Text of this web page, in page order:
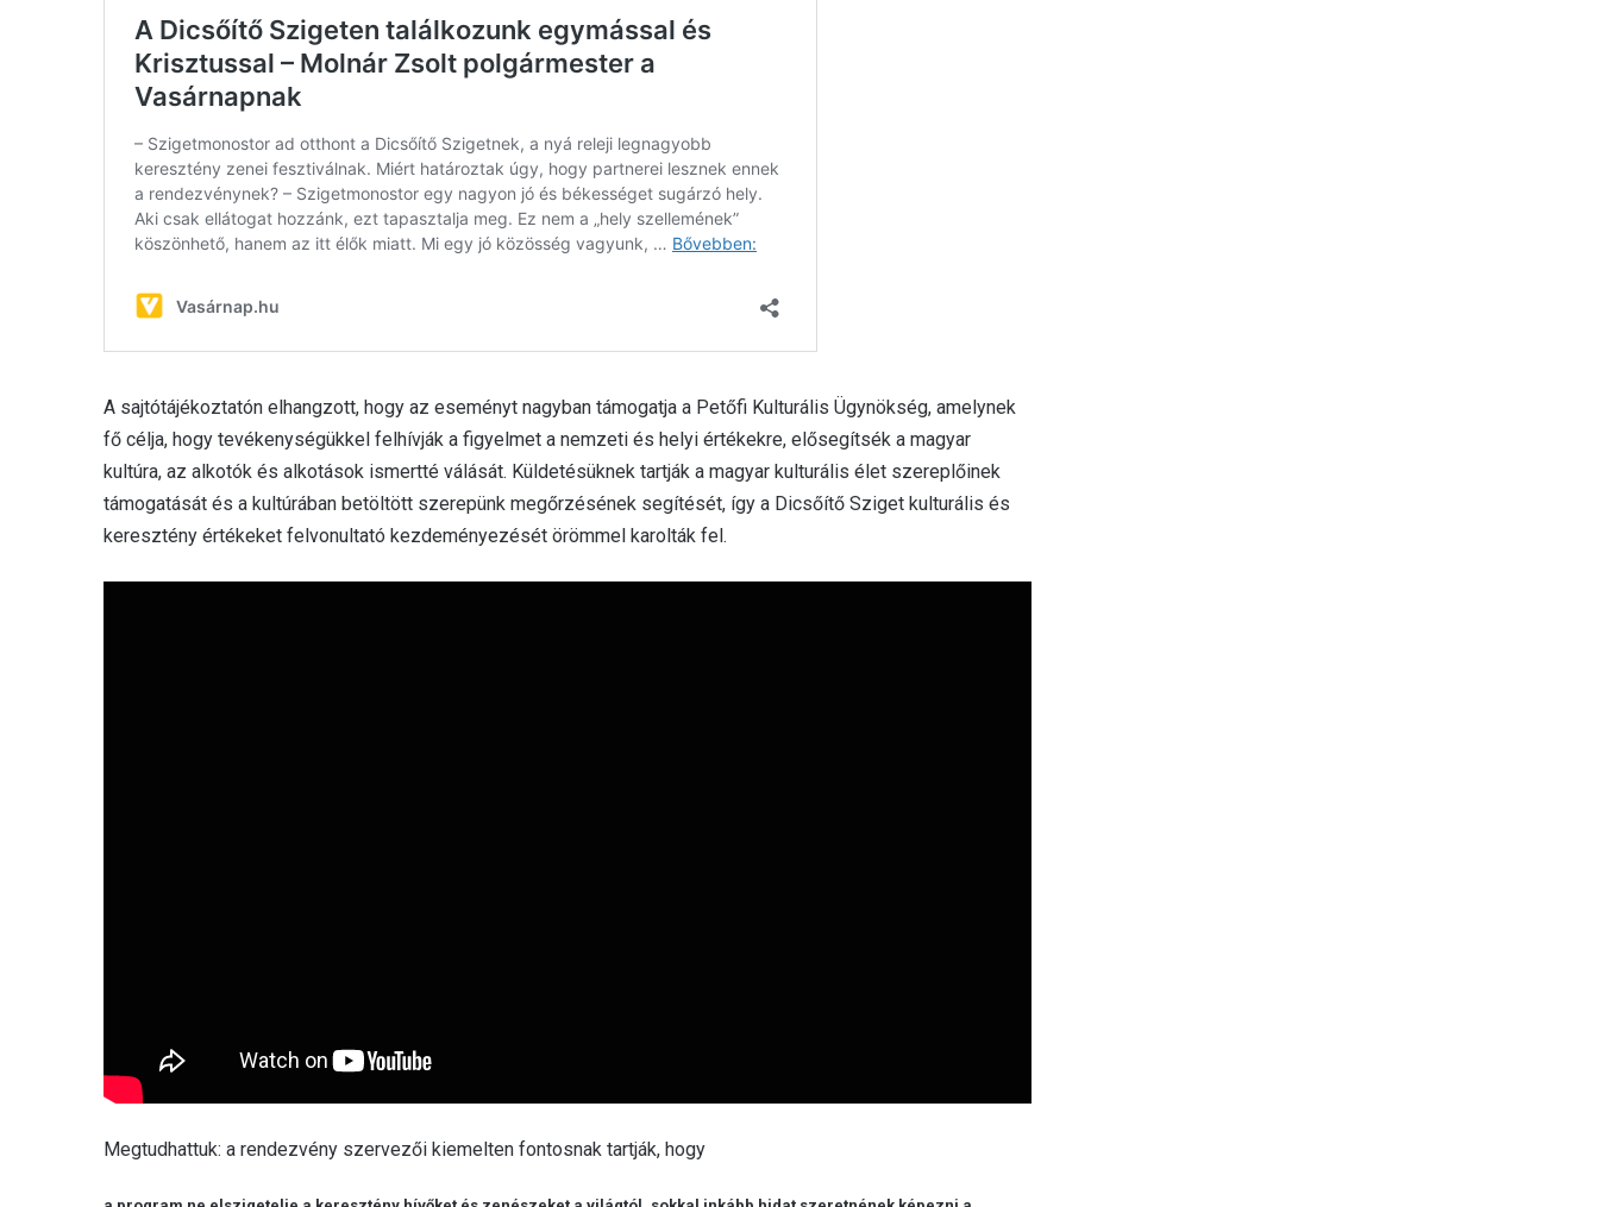
A sajtótájékoztatón elhangzott, hogy az eseményt nagyban támogatja a Petőfi Kulturális Ügynökség, amelynek
fő célja, hogy tevékenységükkel felhívják a figyelmet a nemzeti és helyi értékekre, elősegítsék a magyar
kultúra, az alkotók és alkotások ismertté válását. Küldetésüknek tartják a magyar kulturális élet szereplőinek
támogatását és a kultúrában betöltött szerepünk megőrzésének segítését, így a Dicsőítő Sziget kulturális és
keresztény értékeket felvonultató kezdeményezését örömmel karolták fel.
Megtudhattuk: a rendezvény szervezői kiemelten fontosnak tartják, hogy